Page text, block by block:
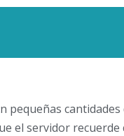
pequeñas
servidor